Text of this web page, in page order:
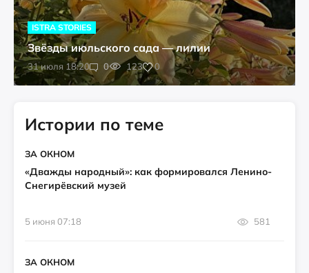
31 июля 18:20 0 123 0
ISTRA STORIES
Звёзды июльского сада — лилии
Истории по теме
ЗА ОКНОМ
«Дважды народный»: как формировался Ленино-
Снегирёвский музей
5 июня 07:18 581
ЗА ОКНОМ